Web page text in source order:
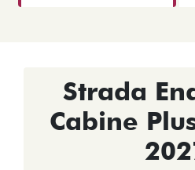
Strada
Cabine